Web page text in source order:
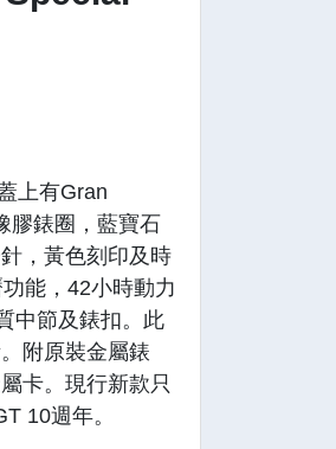
上有Gran
膠錶圈，藍寶石
，黃色刻印及時
能，42小時動力
中節及錶扣。此
附原裝金屬錶
卡。現行新款只
10週年。